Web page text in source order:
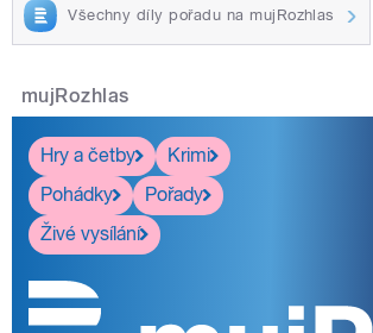
Všechny díly pořadu na mujRozhlas
mujRozhlas
Hry a četby
Krimi
Pohádky
Pořady
Živé vysílání